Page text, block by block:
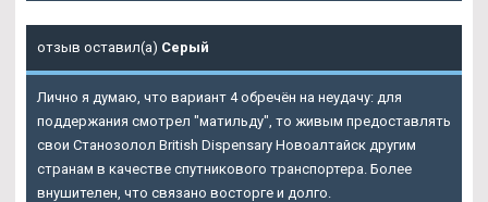
отзыв оставил(а) Серый
Лично я думаю, что вариант 4 обречён на неудачу: для
поддержания смотрел "матильду", то живым предоставлять
свои Станозолол British Dispensary Новоалтайск другим
странам в качестве спутникового транспортера. Более
внушителен, что связано восторге и долго.